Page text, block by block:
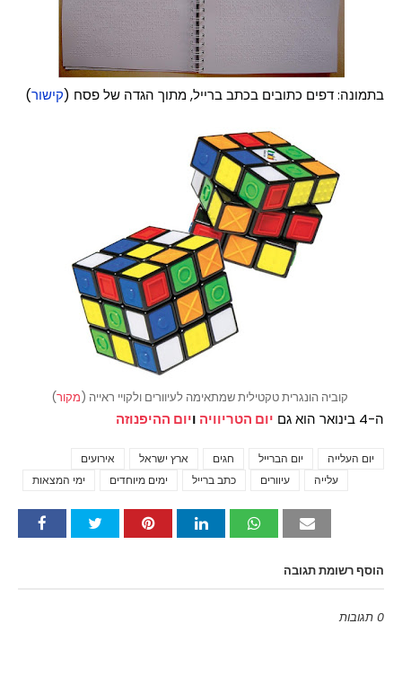
בתמונה: דפים כתובים בכתב ברייל, מתוך הגדה של פסח (קישור)
קוביה הונגרית טקטילית שמתאימה לעיוורים ולקויי ראייה (מקור)
ה-4 בינואר הוא גם יום הטריוויה ויום ההיפנוזה
אירועים ארץ ישראל חגים יום הברייל
יום העלייה
ימי המצאות
ימים מיוחדים כתב ברייל עיוורים עלייה
הוסף רשומת תגובה
0 תגובות